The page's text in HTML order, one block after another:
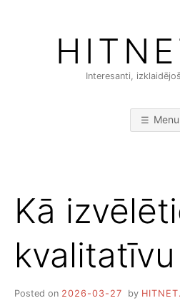
Interesanti,
Menu
Kā
Posted on 2026-03-27 by